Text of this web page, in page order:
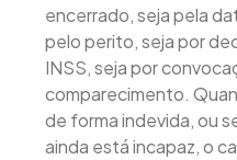
encerrado, seja pela
pelo perito, seja por
INSS, seja por
comparecimento.
de forma indevida, ou
ainda está incapaz, o